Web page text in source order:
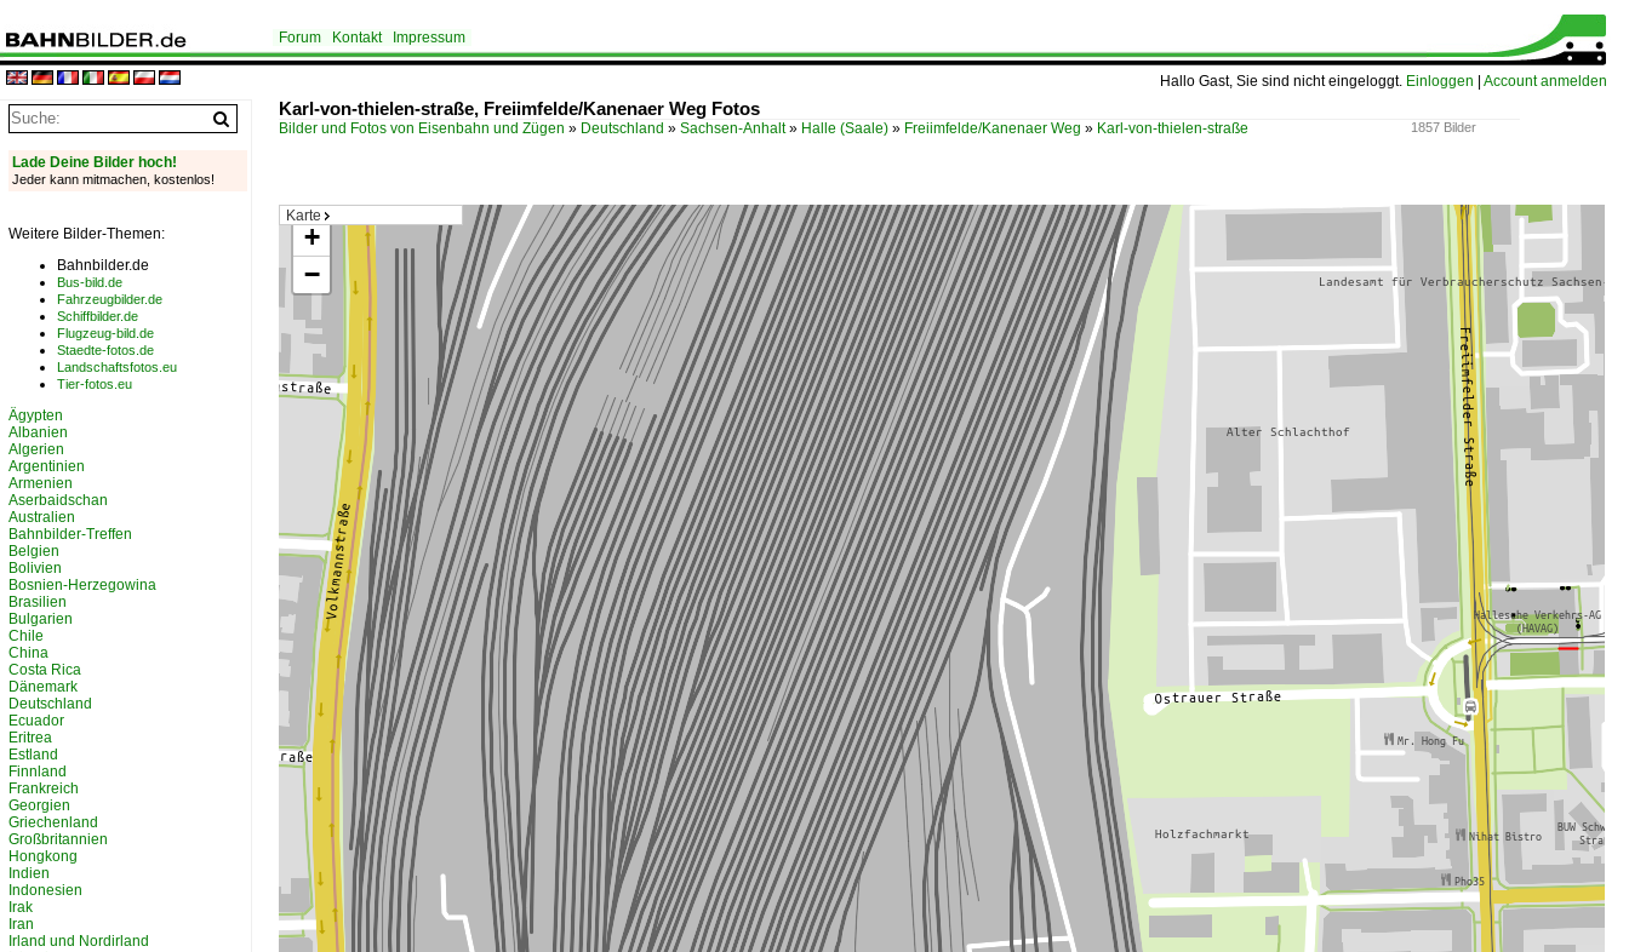
Hallo Gast, Sie sind nicht eingeloggt. Einloggen Account anmelden
Forum Kontakt Impressum
Karl-von-thielen-straße, Freiimfelde/Kanenaer Weg Fotos
1857 Bilder
Bilder und Fotos von Eisenbahn und Zügen » Deutschland » Sachsen-Anhalt» Halle (Saale) » Freiimfelde/Kanenaer Weg » Karl-von-thielen-straße
Karte
+
−
Lade Deine Bilder hoch!
Jeder kann mitmachen, kostenlos!
Weitere Bilder-Themen:
Bahnbilder.de
Bus-bild.de
Fahrzeugbilder.de
Schiffbilder.de
Flugzeug-bild.de
Staedte-fotos.de
Landschaftsfotos.eu
Tier-fotos.eu
Ägypten
Albanien
Algerien
Argentinien
Armenien
Aserbaidschan
Australien
Bahnbilder-Treffen
Belgien
Bolivien
Bosnien-Herzegowina
Brasilien
Bulgarien
Chile
China
Costa Rica
Dänemark
Deutschland
Ecuador
Eritrea
Estland
Finnland
Frankreich
Georgien
Griechenland
Großbritannien
Hongkong
Indien
Indonesien
Irak
Iran
Irland und Nordirland